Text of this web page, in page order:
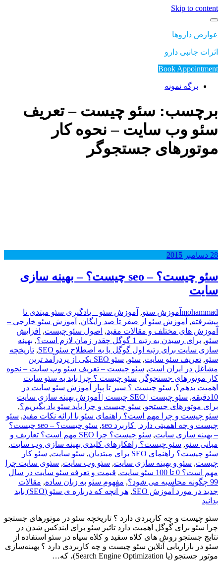
Skip to content
عوارض داروها
اثرات جانبی دارو
Book Appointment
برگه نمونه
برچسب: سئو چیست – تعریف
سئو وب سایت – نحوه کار
موتورهای جستجوگر
28 دسامبر 2015
سئو چیست؟ – seo چیست؟ – بهینه سازی
سایت
mohammad آموزش سئو, آموزش سئو – یادگیری سئو مبتدی تا
پیشرفته, آموزش سئو از صفر تا صد رایگان, آموزش سئو خارجی –
آموزش های مختلف و مقالات مفید, اصول سئو چیست, افزایش
سئو, برای رسیدن به رتبه 1 گوگل چقدر زمان لازم است؟ , بهینه
سازی سایت برای رتبه اول گوگل یا به اصطلاح سئو SEO
, تاریخچه
سئو,
, سئو,
سئو SEO یکی از پردرآمد ترین
مشاغل در ایران است, سئو چیست – تعریف سئو وب سایت – نحوه
کار موتورهای جستجوگر , سئو چیست ؟ چرا باید به سئو سایت
اهمیت بدهم؟, سئو چیست ؟ سیر تا پیاز آموزش سئو سایت در
10دقیقه
,
سئو چیست | SEO چیست | آموزش بهینه سازی سایت
برای موتورهای جستجو, سئو چیست و چرا باید سئو یاد بگیریم؟,
سئو چیست و چرا مهم است؟ راهنمای سئو با ارائه نکات مفید, سئو
چیست و چه اهمیتی دارد | کاربرد seo
,
سئو چیست؟ – seo چیست؟
– بهینه سازی سایت,
سئو چیست؟ چرا SEO مهم است؟ تعاریف و
مبانی سئو, سئو چیست؟ راهکارهای کلیدی بهینه سازی وب سایت,
سئو چیست؟ راهنمای SEO برای مبتدیان
, سئو سایت, سئو کار
چیست, سئو و بهینه سازی سایت, سئو وب سایت, سئوی سایت چرا
مهم است؟ 0 تا 100 سئو سایت
, قیمت و تعرفه سئو سایت در سال
99 چگونه محاسبه می شود؟
, مفهوم سئو به زبان ساده, مقالات
جدید در مورد آموزش SEO
,
هر آنچه که درباره ی سئو (SEO) باید
بدانید
سئو چیست و چه کاربردی دارد ؟ تاریخچه سئو در موتورهای جستجو
چرا سئو برای گوگل اهمیت دارد تاثیر سئو برای ایندکس شدن در
نتایج جستجو روش های کلاه سفید و کلاه سیاه در سئو استفاده از
سئو در بازاریابی آنلاین سئو چیست و چه کاربردی دارد ؟ بهینه‌سازی
موتور جستجو (یا Search Engine Optimization)، که…